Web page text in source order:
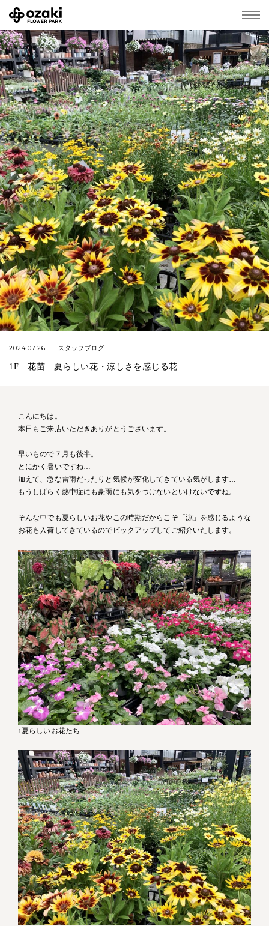
2024.07.26 スタッフブログ
1F 花苗 夏らしい花・涼しさを感じる花
こんにちは。
本日もご来店いただきありがとうございます。
早いもので７月も後半。
とにかく暑いですね…
加えて、急な雷雨だったりと気候が変化してきている気がします…
もうしばらく熱中症にも豪雨にも気をつけないといけないですね。
そんな中でも夏らしいお花やこの時期だからこそ「涼」を感じるような
お花も入荷してきているのでピックアップしてご紹介いたします。
↑夏らしいお花たち